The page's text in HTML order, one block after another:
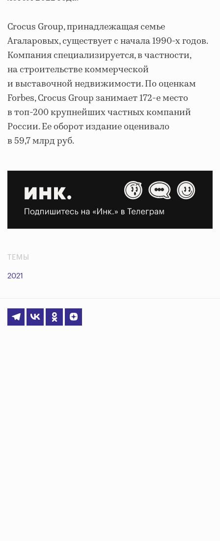
Crocus Group, принадлежащая семье
Агаларовых, существует с начала 1990-х годов.
Компания специализируется, в частности,
на строительстве коммерческой
и выставочной недвижимости. По оценкам
Forbes, Crocus Group занимает 172-е место
в топ-200 крупнейших частных компаний
России. Ее оборот издание оценивало
в 59,7 млрд руб.
ТЕМЫ
2021